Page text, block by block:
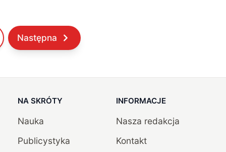
karty
oczywiste
Następna
NA SKRÓTY
Nauka
Publicystyka
INFORMACJE
Nasza redakcja
Kontakt